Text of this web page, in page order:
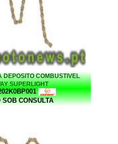
DEPOSITO COMBUSTIVEL
SUPERLIGHT
SOB CONSULTA